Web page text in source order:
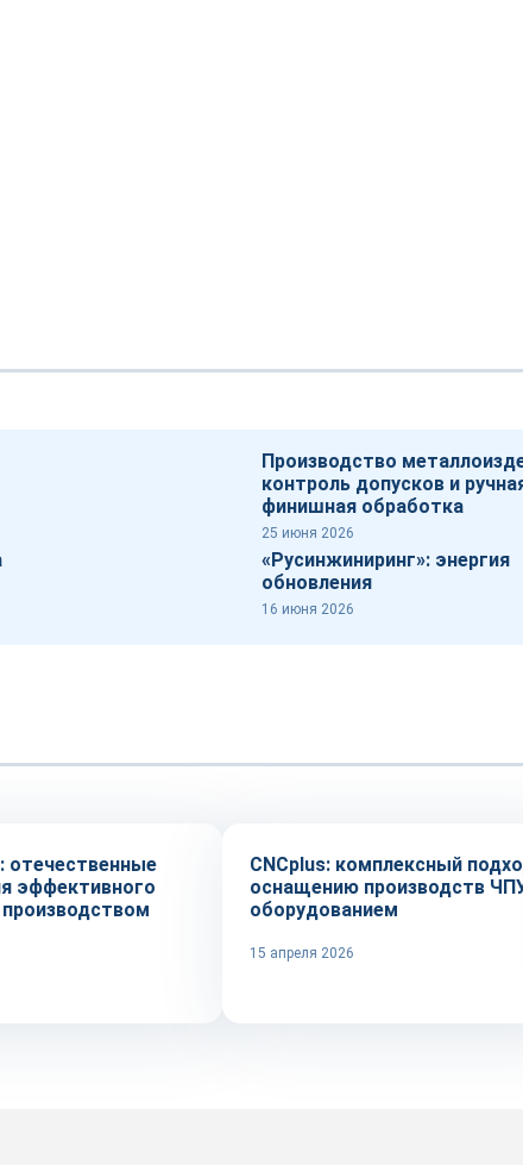
Производство
контроль допусков и
финишная обработка
25 июня 2026
«Русинжиниринг»: энергия
обновления
16 июня 2026
отечественные
эффективного
производством
CNCplus: комплексный
оснащению производств
оборудованием
15 апреля 2026